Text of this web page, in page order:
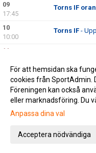
09
17:45
Torns IF
10
10:00
Torns IF -
11
14:30
Staffanstorp
Gå till
För att hemsidan ska
cookies från SportAdmin.
Föreningen kan också
eller marknadsföring. Du
Anpassa dina val
Acceptera nödvändiga